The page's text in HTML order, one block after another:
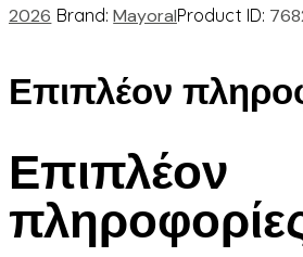
2026 Brand:MayoralProduct ID:
Επιπλέον
Επιπλέον